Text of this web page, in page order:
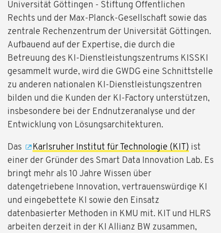
Universität Göttingen - Stiftung Öffentlichen
Rechts und der Max-Planck-Gesellschaft sowie das
zentrale Rechenzentrum der Universität Göttingen.
Aufbauend auf der Expertise, die durch die
Betreuung des KI-Dienstleistungszentrums KISSKI
gesammelt wurde, wird die GWDG eine Schnittstelle
zu anderen nationalen KI-Dienstleistungszentren
bilden und die Kunden der KI-Factory unterstützen,
insbesondere bei der Endnutzeranalyse und der
Entwicklung von Lösungsarchitekturen.
Das Karlsruher Institut für Technologie (KIT) ist
einer der Gründer des Smart Data Innovation Lab. Es
bringt mehr als 10 Jahre Wissen über
datengetriebene Innovation, vertrauenswürdige KI
und eingebettete KI sowie den Einsatz
datenbasierter Methoden in KMU mit. KIT und HLRS
arbeiten derzeit in der KI Allianz BW zusammen,